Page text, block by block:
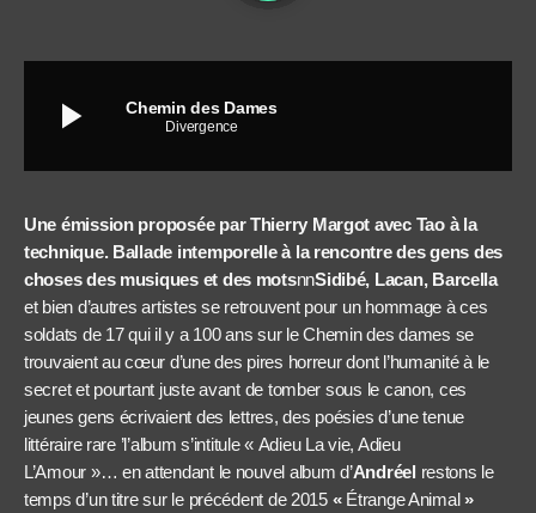
play_arrow Chemin des Dames
Divergence
Une émission proposée par Thierry Margot avec Tao à la
technique. Ballade intemporelle à la rencontre des gens des
choses des musiques et des motsnnSidibé, Lacan, Barcella
et bien d’autres artistes se retrouvent pour un hommage à ces
soldats de 17 qui il y a 100 ans sur le Chemin des dames se
trouvaient au cœur d’une des pires horreur dont l’humanité à le
secret et pourtant juste avant de tomber sous le canon, ces
jeunes gens écrivaient des lettres, des poésies d’une tenue
littéraire rare ’l’album s’intitule « Adieu La vie, Adieu
L’Amour »… en attendant le nouvel album d’Andréel restons le
temps d’un titre sur le précédent de 2015 « Étrange Animal »